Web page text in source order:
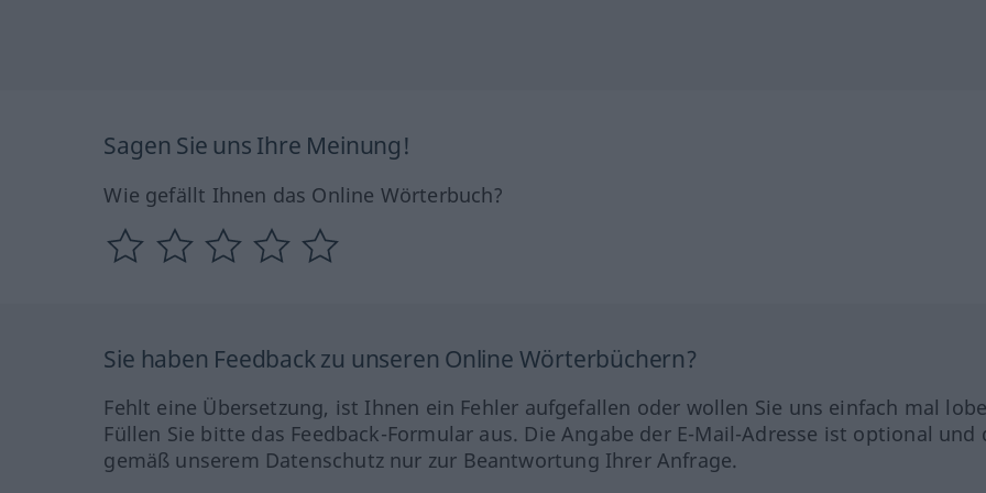
Sagen Sie uns Ihre Meinung!
Wie gefällt Ihnen das Online Wörterbuch?
Sie haben Feedback zu unseren Online Wörterbüchern?
Fehlt eine Übersetzung, ist Ihnen ein Fehler aufgefallen oder wollen Sie uns einfach mal
Füllen Sie bitte das Feedback-Formular aus. Die Angabe der E-Mail-Adresse ist optional und
gemäß unserem Datenschutz nur zur Beantwortung Ihrer Anfrage.